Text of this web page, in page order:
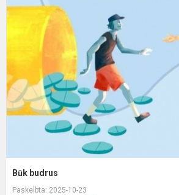
Būk budrus
Paskelbta: 2025-10-23